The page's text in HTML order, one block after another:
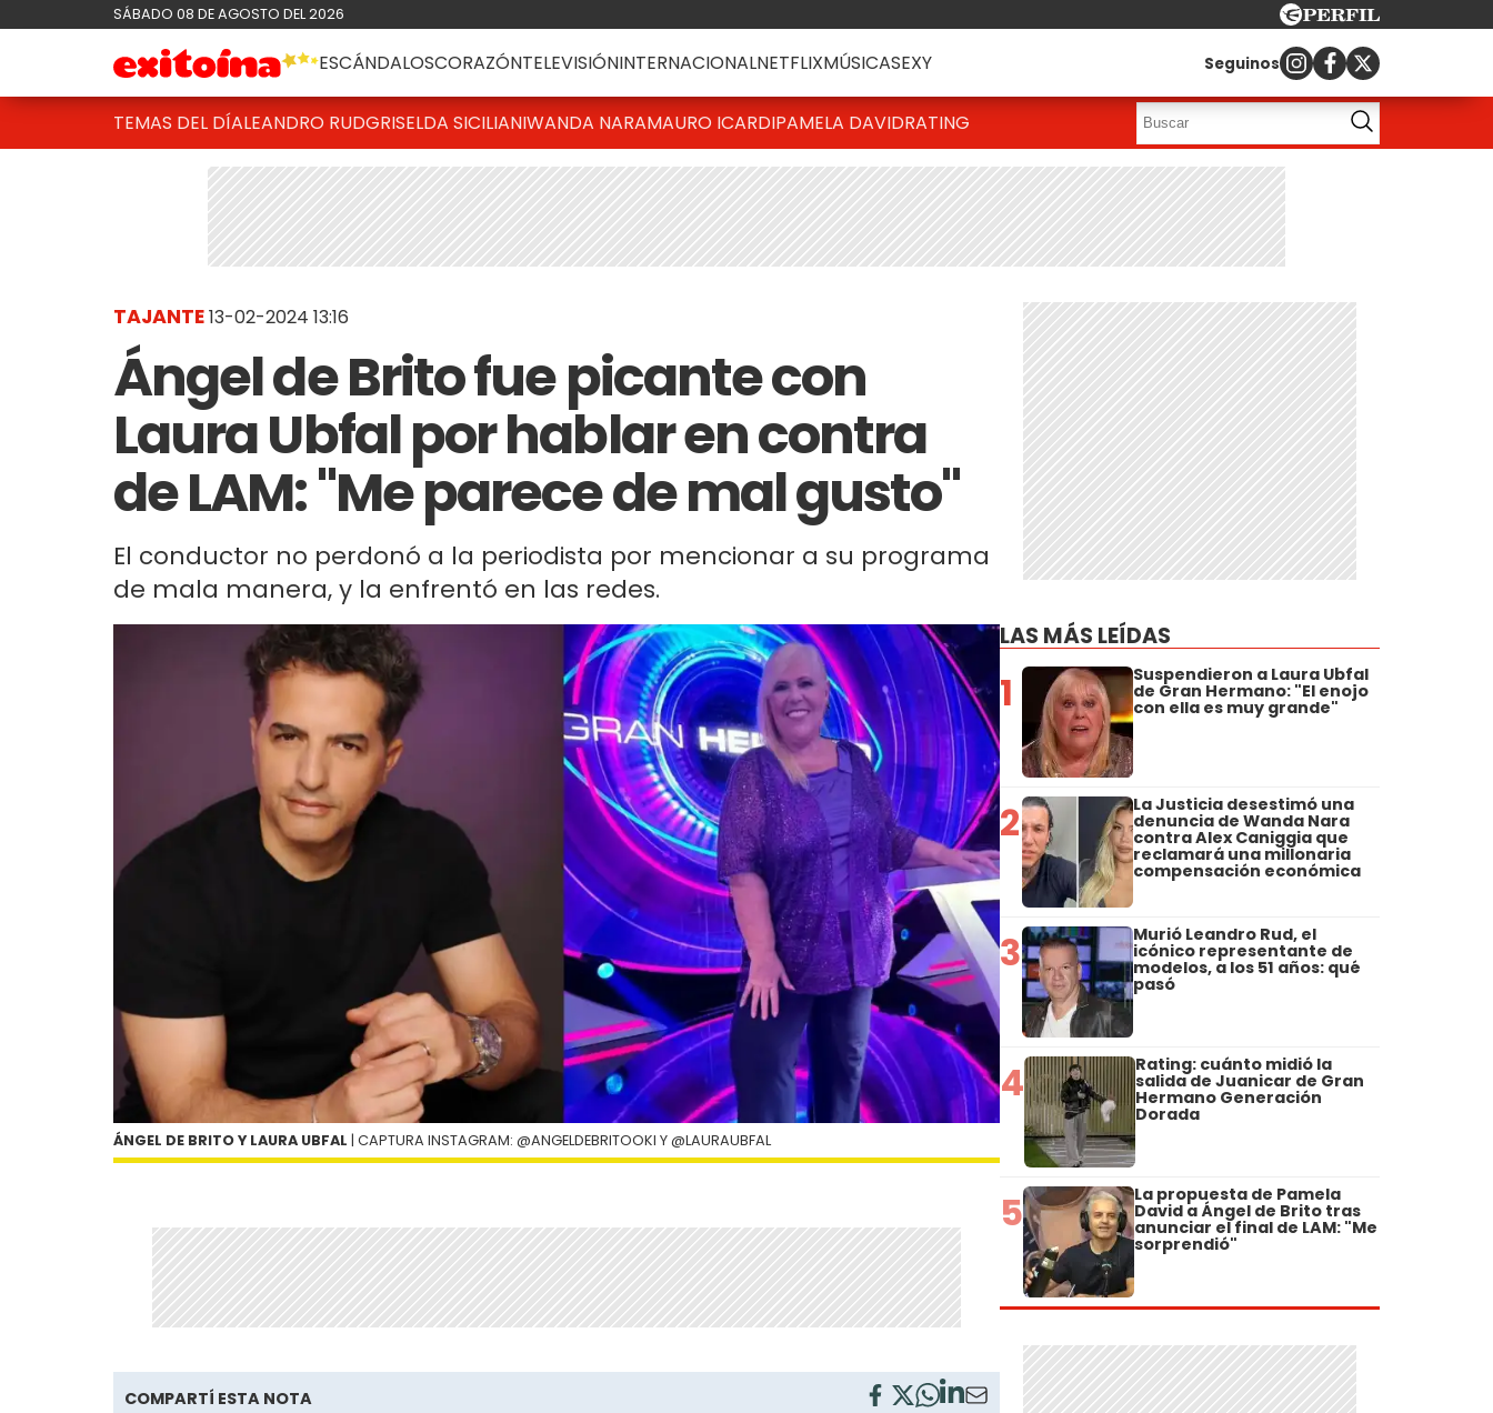
SÁBADO 08 DE AGOSTO DEL 2026
ESCÁNDALOSCORAZÓNTELEVISIÓNINTERNACIONALNETFLIXMÚSICASEXY Seguinos
TEMAS DEL DÍALEANDRO RUDGRISELDA SICILIANIWANDA NARAMAURO ICARDIPAMELA DAVIDRATING
TAJANTE13-02-2024 13:16
Ángel de Brito fue picante con
Laura Ubfal por hablar en contra
de LAM: "Me parece de mal gusto"
El conductor no perdonó a la periodista por mencionar a su programa
de mala manera, y la enfrentó en las redes.
ÁNGEL DE BRITO Y LAURA UBFAL | CAPTURA INSTAGRAM: @ANGELDEBRITOOKI Y @LAURAUBFAL
COMPARTÍ ESTA NOTA
LAS MÁS LEÍDAS
1 Suspendieron a Laura Ubfal
de Gran Hermano: "El enojo
con ella es muy grande"
2 La Justicia desestimó una
denuncia de Wanda Nara
contra Alex Caniggia que
reclamará una millonaria
compensación económica
3 Murió Leandro Rud, el
icónico representante de
modelos, a los 51 años: qué
pasó
4 Rating: cuánto midió la
salida de Juanicar de Gran
Hermano Generación
Dorada
5 La propuesta de Pamela
David a Ángel de Brito tras
anunciar el final de LAM: "Me
sorprendió"